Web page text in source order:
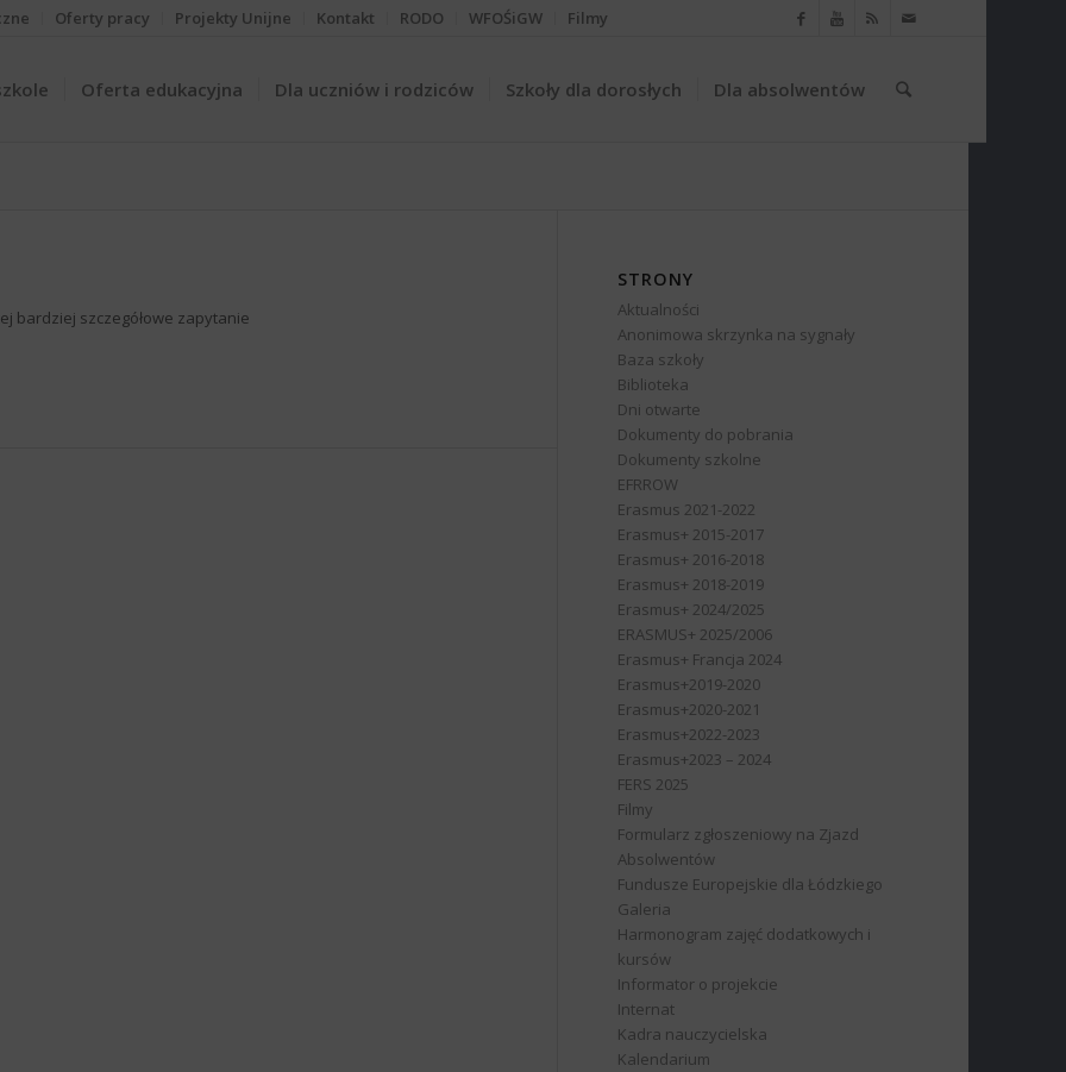
Oferty pracy Projekty Unijne Kontakt RODO WFOŚiGW Filmy
Oferta edukacyjna Dla uczniów i rodziców Szkoły dla dorosłych Dla absolwentów
bardziej szczegółowe zapytanie
STRONY
Aktualności
Anonimowa skrzynka na sygnały
Baza szkoły
Biblioteka
Dni otwarte
Dokumenty do pobrania
Dokumenty szkolne
EFRROW
Erasmus 2021-2022
Erasmus+ 2015-2017
Erasmus+ 2016-2018
Erasmus+ 2018-2019
Erasmus+ 2024/2025
ERASMUS+ 2025/2006
Erasmus+ Francja 2024
Erasmus+2019-2020
Erasmus+2020-2021
Erasmus+2022-2023
Erasmus+2023 – 2024
FERS 2025
Filmy
Formularz zgłoszeniowy na Zjazd
Absolwentów
Fundusze Europejskie dla Łódzkiego
Galeria
Harmonogram zajęć dodatkowych i
kursów
Informator o projekcie
Internat
Kadra nauczycielska
Kalendarium